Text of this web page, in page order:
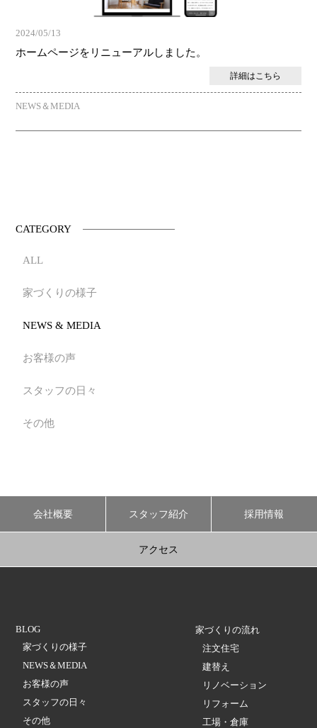
2024/05/13
ホームページをリニューアルしました。
詳細はこちら
NEWS＆MEDIA
CATEGORY
ALL
家づくりの様子
NEWS & MEDIA
お客様の声
スタッフの日々
その他
会社概要 スタッフ紹介 採用情報
アクセス
BLOG
家づくりの様子
NEWS＆MEDIA
お客様の声
スタッフの日々
その他
家づくりの流れ
注文住宅
建替え
リノベーション
リフォーム
工場・倉庫